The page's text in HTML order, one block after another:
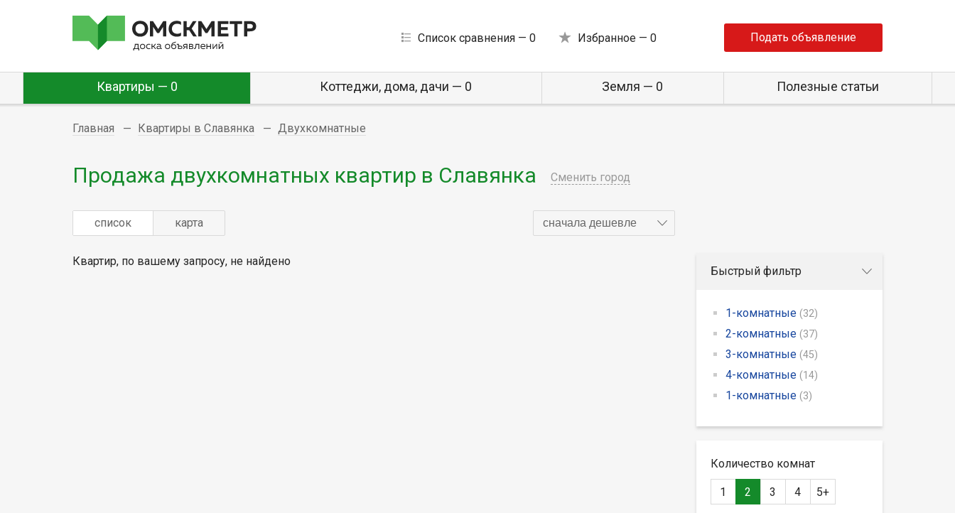
Список сравнения — 0 Избранное — 0 Подать объявление
Квартиры — 0 Коттеджи, дома, дачи — 0 Земля — 0 Полезные статьи
Главная Квартиры в Славянка Двухкомнатные
Продажа двухкомнатных квартир в Славянка Сменить город
список карта сначала дешевле
Квартир, по вашему запросу, не найдено
Быстрый фильтр
1-комнатные (32)
2-комнатные (37)
3-комнатные (45)
4-комнатные (14)
1-комнатные (3)
Количество комнат
1 2 3 4 5+